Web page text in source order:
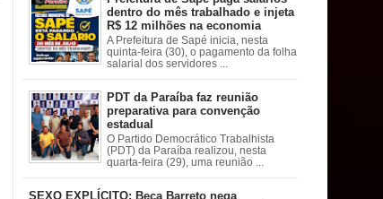
dentro do mês trabalhado e injeta
R$ 12 milhões na economia
A Prefeitura de Sapé inicia, nesta
quinta-feira (30), o pagamento da folha
salarial dos servidores ...
PDT da Paraíba faz reunião
preparativa para convenção
estadual
O Partido Democrático Trabalhista
(PDT) da Paraíba realizou, nesta
quarta-feira (29), uma reunião ...
SEXO EXPLÍCITO: Beca Barreto nega